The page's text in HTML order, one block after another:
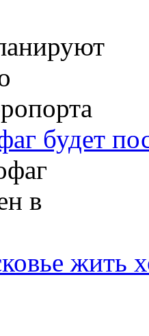
будет
жить